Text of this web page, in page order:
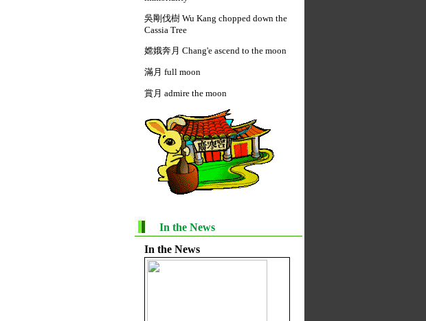
吳剛伐樹 Wu Kang chopped down the
Cassia Tree
嫦娥奔月 Chang'e ascend to the moon
滿月 full moon
賞月 admire the moon
In the News
In the News